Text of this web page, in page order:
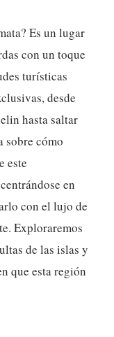
Es un lugar
con un toque
turísticas
desde
hasta saltar
sobre cómo
este
en
con el lujo de
Exploraremos
de las islas y
que esta región